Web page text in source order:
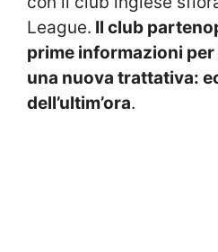
League. Il club
prime informazioni
una nuova trattativa:
dell’ultim’ora.